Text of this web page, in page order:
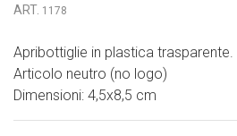
ART. 1178
Apribottiglie in plastica trasparente.
Articolo neutro (no logo)
Dimensioni: 4,5x8,5 cm